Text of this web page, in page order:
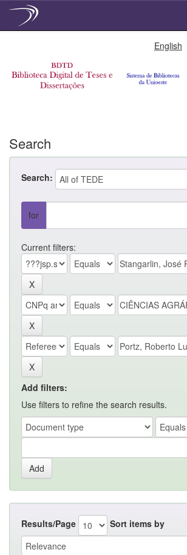
English
Search
Search:
for
Current filters:
Add filters:
Use filters to refine the search results.
Results/Page Sort items by